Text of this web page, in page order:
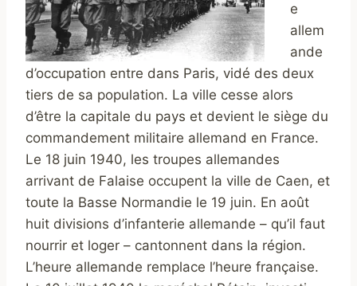
e
allem
ande
d’occupation entre dans Paris, vidé des deux
tiers de sa population. La ville cesse alors
d’être la capitale du pays et devient le siège du
commandement militaire allemand en France.
Le 18 juin 1940, les troupes allemandes
arrivant de Falaise occupent la ville de Caen, et
toute la Basse Normandie le 19 juin. En août
huit divisions d’infanterie allemande – qu’il faut
nourrir et loger – cantonnent dans la région.
L’heure allemande remplace l’heure française.